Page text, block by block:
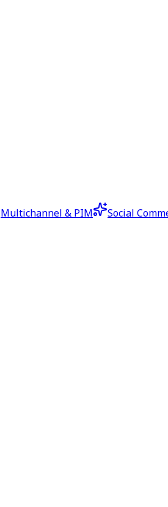
Multichannel & PIM Social